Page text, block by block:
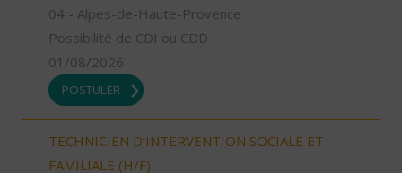
04 - Alpes-de-Haute-Provence
Possibilité de CDI ou CDD
01/08/2026
POSTULER
TECHNICIEN D’INTERVENTION SOCIALE ET
FAMILIALE (H/F)